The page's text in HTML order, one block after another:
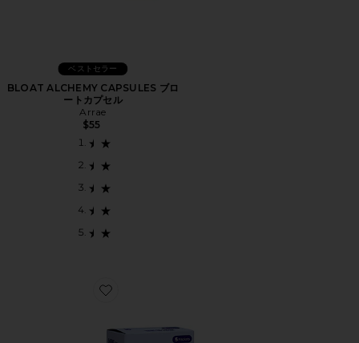
ベストセラー
BLOAT ALCHEMY CAPSULES ブロ
ートカプセル
Arrae
$55
Favorite DHM DETOX RECOVERY BLEND サプリメン